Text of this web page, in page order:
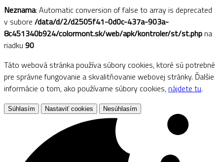
Neznama: Automatic conversion of false to array is deprecated
v subore /data/d/2/d2505f41-0d0c-437a-903a-
8c451340b924/colormont.sk/web/apk/kontroler/st/st.php na
riadku 90
Táto webová stránka používa súbory cookies, ktoré sú potrebné
pre správne fungovanie a skvalitňovanie webovej stránky. Ďalšie
informácie o tom, ako používame súbory cookies, nájdete tu.
Súhlasím Nastaviť cookies Nesúhlasím